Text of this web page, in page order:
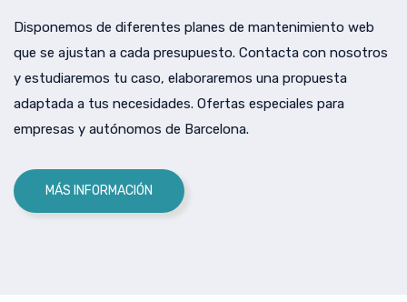
Disponemos de diferentes planes de mantenimiento web
que se ajustan a cada presupuesto. Contacta con nosotros
y estudiaremos tu caso, elaboraremos una propuesta
adaptada a tus necesidades. Ofertas especiales para
empresas y autónomos de Barcelona.
MÁS INFORMACIÓN